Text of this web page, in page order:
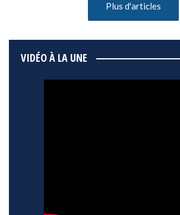
Plus d'articles
VIDÉO À LA UNE